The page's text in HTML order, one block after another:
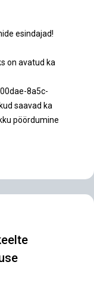
esindajad!
on avatud ka
8a5c-
saavad ka
pöördumine